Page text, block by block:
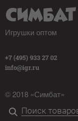
Игрушки оптом
+7 (495) 933 27 02
info@igr.ru
© 2018 «Симбат»